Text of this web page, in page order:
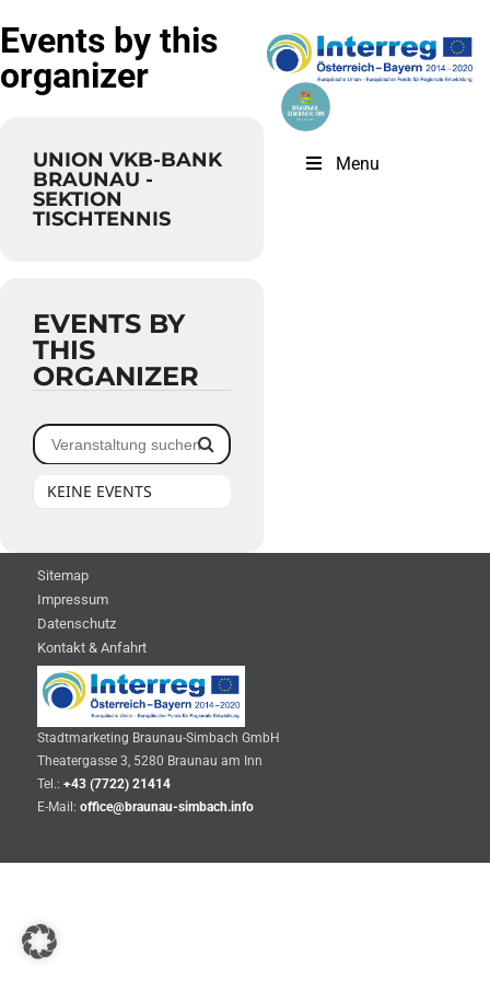
Events by this
organizer
UNION VKB-BANK
BRAUNAU -
SEKTION
TISCHTENNIS
EVENTS BY
THIS
ORGANIZER
KEINE EVENTS
Menu
Sitemap
Impressum
Datenschutz
Kontakt & Anfahrt
Stadtmarketing Braunau-Simbach GmbH
Theatergasse 3, 5280 Braunau am Inn
Tel.: +43 (7722) 21414
E-Mail: office@braunau-simbach.info